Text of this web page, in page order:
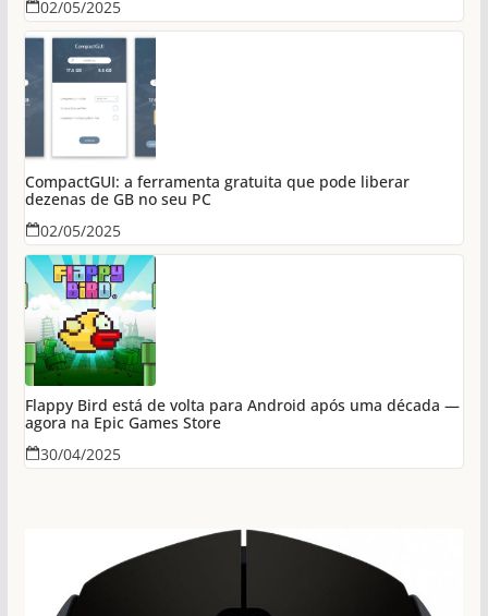
02/05/2025
CompactGUI: a ferramenta gratuita que pode liberar
dezenas de GB no seu PC
02/05/2025
Flappy Bird está de volta para Android após uma década —
agora na Epic Games Store
30/04/2025